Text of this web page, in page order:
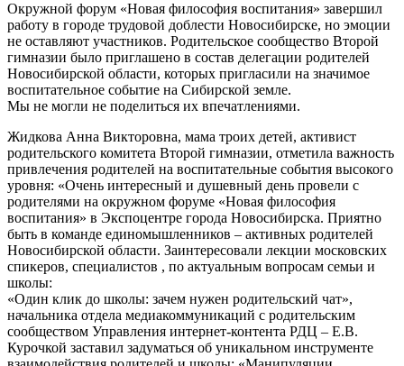
Окружной форум «Новая философия воспитания» завершил
работу в городе трудовой доблести Новосибирске, но эмоции
не оставляют участников. Родительское сообщество Второй
гимназии было приглашено в состав делегации родителей
Новосибирской области, которых пригласили на значимое
воспитательное событие на Сибирской земле.
Мы не могли не поделиться их впечатлениями.
Жидкова Анна Викторовна, мама троих детей, активист
родительского комитета Второй гимназии, отметила важность
привлечения родителей на воспитательные события высокого
уровня: «Очень интересный и душевный день провели с
родителями на окружном форуме «Новая философия
воспитания» в Экспоцентре города Новосибирска. Приятно
быть в команде единомышленников – активных родителей
Новосибирской области. Заинтересовали лекции московских
спикеров, специалистов , по актуальным вопросам семьи и
школы:
«Один клик до школы: зачем нужен родительский чат»,
начальника отдела медиакоммуникаций с родительским
сообществом Управления интернет-контента РДЦ – Е.В.
Курочкой заставил задуматься об уникальном инструменте